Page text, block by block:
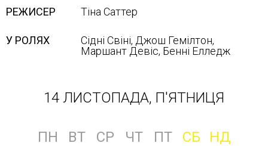
РЕЖИСЕР Тіна Саттер
У РОЛЯХ
Сідні Свіні, Джош Гемілтон,
Маршант Девіс, Бенні Елледж
14 ЛИСТОПАДА, П'ЯТНИЦЯ
ПН ВТ СР ЧТ ПТ СБ
НД